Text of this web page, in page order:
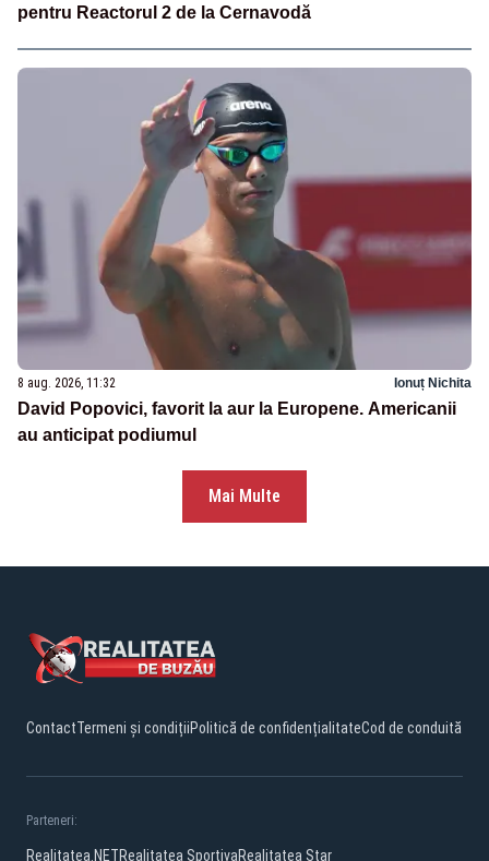
pentru Reactorul 2 de la Cernavodă
8 aug. 2026, 11:32 Ionuț Nichita
David Popovici, favorit la aur la Europene. Americanii
au anticipat podiumul
Mai Multe
ContactTermeni și condițiiPolitică de confidențialitateCod de conduită
Parteneri:
Realitatea.NETRealitatea SportivaRealitatea Star